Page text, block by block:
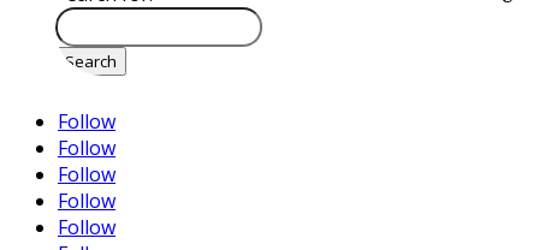
Follow
Follow
Follow
Follow
Follow